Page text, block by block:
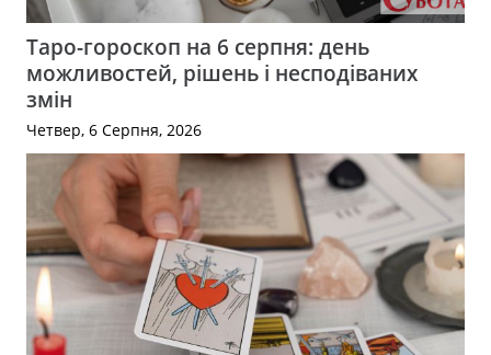
Таро-гороскоп на 6 серпня: день
можливостей, рішень і несподіваних
змін
Четвер, 6 Серпня, 2026